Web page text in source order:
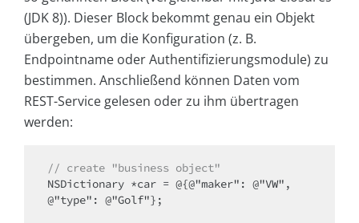
(JDK 8)). Dieser Block bekommt genau ein Objekt
übergeben, um die Konfiguration (z. B.
Endpointname oder Authentifizierungsmodule) zu
bestimmen. Anschließend können Daten vom
REST-Service gelesen oder zu ihm übertragen
werden:
// create "business object"
NSDictionary *car = @{@"maker": @"VW",
@"type": @"Golf"};